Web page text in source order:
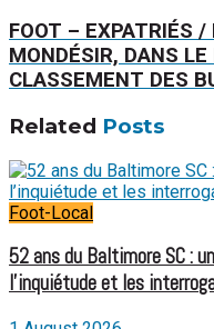
FOOT – EXPATRIÉS /
MONDÉSIR, DANS
CLASSEMENT DES
Related Posts
Foot-Local
52 ans du Baltimore SC :
l’inquiétude et les